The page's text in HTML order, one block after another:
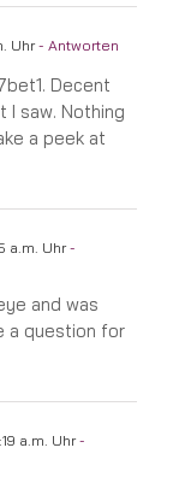
Uhr- Antworten
Decent
saw. Nothing
a peek at
a.m. Uhr-
and was
a question for
a.m. Uhr-